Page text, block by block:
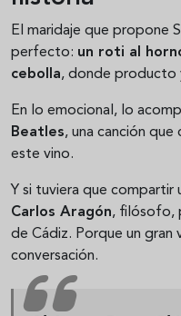
El maridaje que propone
perfecto: un roti al
cebolla, donde producto
En lo emocional, lo
Beatles, una canción
este vino.
Y si tuviera que compartir
Carlos Aragón, filósofo,
de Cádiz. Porque un gran
conversación.